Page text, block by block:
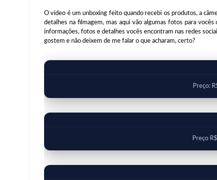
O vídeo é um unboxing feito quando recebi os produtos, a
detalhes na filmagem, mas aqui vão algumas fotos para
informações, fotos e detalhes vocês encontram nas redes
gostem e não deixem de me falar o que acharam, certo?
Preço:
Preço